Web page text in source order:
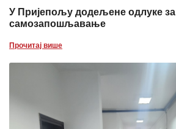
У Пријепољу додељене одлуке за
самозапошљавање
Прочитај више